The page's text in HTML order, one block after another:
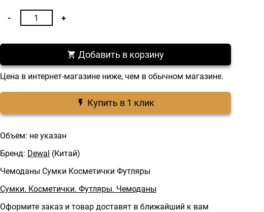
Добавить в корзину
Цена в интернет-магазине ниже, чем в обычном магазине.
Купить в 1 клик
Объем: не указан
Бренд: Dewal (Китай)
Чемоданы Сумки Косметички Футляры
Сумки. Косметички. Футляры. Чемоданы
Оформите заказ и товар доставят в ближайший к вам